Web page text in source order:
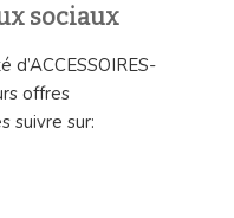
sociaux
d’ACCESSOIRES-
offres
suivre sur: